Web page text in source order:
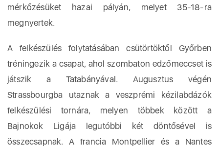
mérkőzésüket hazai pályán, melyet 35-18-ra
megnyertek.
A felkészülés folytatásában csütörtöktől Győrben
tréningezik a csapat, ahol szombaton edzőmeccset is
játszik a Tatabányával. Augusztus végén
Strassbourgba utaznak a veszprémi kézilabdázók
felkészülési tornára, melyen többek között a
Bajnokok Ligája legutóbbi két döntősével is
összecsapnak. A francia Montpellier és a Nantes